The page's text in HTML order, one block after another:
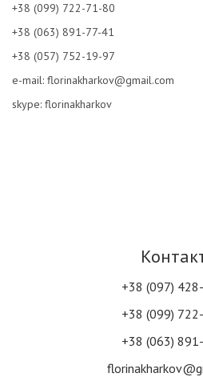
+38 (099) 722-71-80
+38 (063) 891-77-41
+38 (057) 752-19-97
e-mail: florinakharkov@gmail.com
skype: florinakharkov
+38 (097)
+38 (099)
+38 (063)